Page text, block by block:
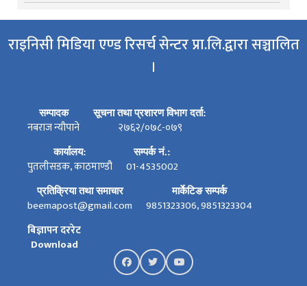
राइनिसी मिडिया एण्ड रिसर्च सेन्टर प्रा.लि.द्वारा सञ्चालित
।
सम्पादक
नबराज न्यौपाने
सूचना तथा प्रशारण विभाग दर्ता:
२७६२/०७८-०७९
कार्यालय:
पुतलीसडक, काठमाण्डौ
सम्पर्क नं.:
01-4535002
प्रतिक्रिया तथा समाचार
beemapost@gmail.com
मार्केटिङ सम्पर्क
9851323306, 9851323304
बिज्ञापन दररेट
Download